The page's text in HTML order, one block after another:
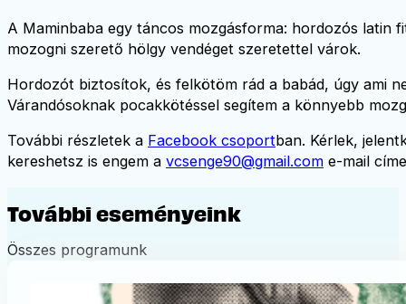
A Maminbaba egy táncos mozgásforma: hordozós latin
mozogni szerető hölgy vendéget szeretettel várok.
Hordozót biztosítok, és felkötöm rád a babád, úgy ami
Várandósoknak pocakkötéssel segítem a könnyebb
További részletek a Facebook csoportban. Kérlek,
kereshetsz is engem a vcsenge90@gmail.com e-mail
További eseményeink
Összes programunk